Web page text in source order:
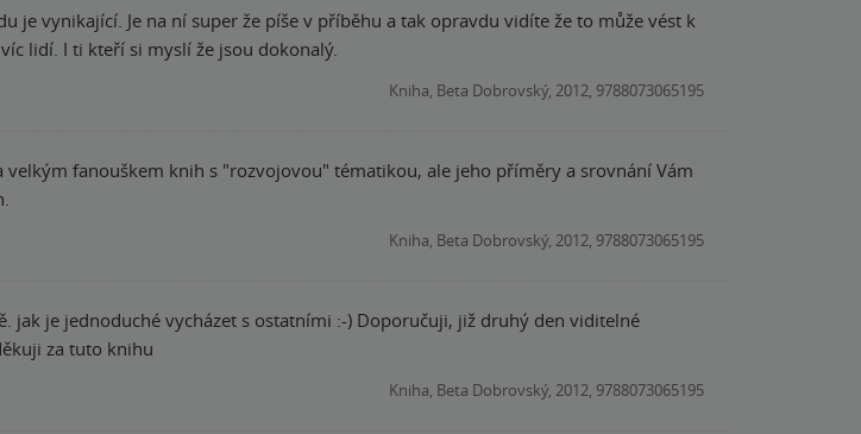
je vynikající. Je na ní super že píše v příběhu a tak opravdu vidíte že to může vést k
lidí. I ti kteří si myslí že jsou dokonalý.
Kniha, Beta Dobrovský, 2012, 9788073065195
fanouškem knih s "rozvojovou" tématikou, ale jeho příměry a srovnání Vám
Kniha, Beta Dobrovský, 2012, 9788073065195
jak je jednoduché vycházet s ostatními :-) Doporučuji, již druhý den viditelné
) děkuji za tuto knihu
Kniha, Beta Dobrovský, 2012, 9788073065195